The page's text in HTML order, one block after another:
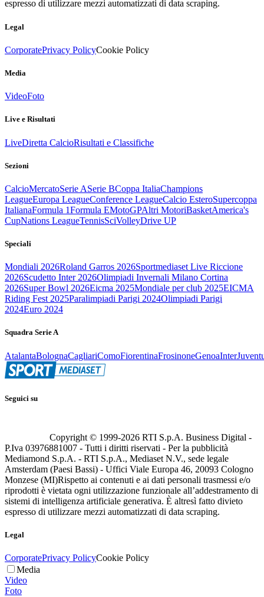
espresso di utilizzare mezzi automatizzati di data scraping.
Legal
CorporatePrivacy PolicyCookie Policy
Media
VideoFoto
Live e Risultati
LiveDiretta CalcioRisultati e Classifiche
Sezioni
CalcioMercatoSerie ASerie BCoppa ItaliaChampions
LeagueEuropa LeagueConference LeagueCalcio EsteroSupercoppa
ItalianaFormula 1Formula EMotoGPAltri MotoriBasketAmerica's
CupNations LeagueTennisSciVolleyDrive UP
Speciali
Mondiali 2026Roland Garros 2026Sportmediaset Live Riccione
2026Scudetto Inter 2026Olimpiadi Invernali Milano Cortina
2026Super Bowl 2026Eicma 2025Mondiale per club 2025EICMA
Riding Fest 2025Paralimpiadi Parigi 2024Olimpiadi Parigi
2024Euro 2024
Squadra Serie A
AtalantaBolognaCagliariComoFiorentinaFrosinoneGenoaInter
Seguici su
Copyright © 1999-2026 RTI S.p.A. Business Digital -
P.Iva 03976881007 - Tutti i diritti riservati - Per la pubblicità
Mediamond S.p.A. - RTI S.p.A., Mediaset N.V., sede legale
Amsterdam (Paesi Bassi) - Uffici Viale Europa 46, 20093 Cologno
Monzese (MI)Rispetto ai contenuti e ai dati personali trasmessi e/o
riprodotti è vietata ogni utilizzazione funzionale all’addestramento di
sistemi di intelligenza artificiale generativa. È altresì fatto divieto
espresso di utilizzare mezzi automatizzati di data scraping.
Legal
CorporatePrivacy PolicyCookie Policy
Media
Video
Foto